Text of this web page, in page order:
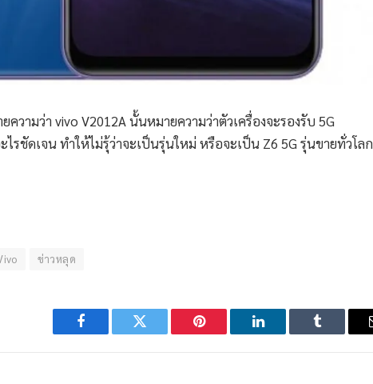
ความว่า vivo V2012A นั้นหมายความว่าตัวเครื่องจะรองรับ 5G
รชัดเจน ทำให้ไม่รุ้ว่าจะเป็นรุ่นใหม่ หรือจะเป็น Z6 5G รุ่นขายทั่วโลก
ข่าวหลุด
Facebook Twitter Pinterest LinkedIn Tumblr